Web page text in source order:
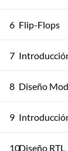
6 Flip-Flops
7
8 Diseño
9
10Diseño RTL